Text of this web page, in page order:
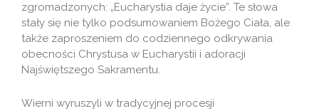
zgromadzonych: „Eucharystia daje życie”. Te słowa
stały się nie tylko podsumowaniem Bożego Ciała, ale
także zaproszeniem do codziennego odkrywania
obecności Chrystusa w Eucharystii i adoracji
Najświętszego Sakramentu.
Wierni wyruszyli w tradycyjnej procesji